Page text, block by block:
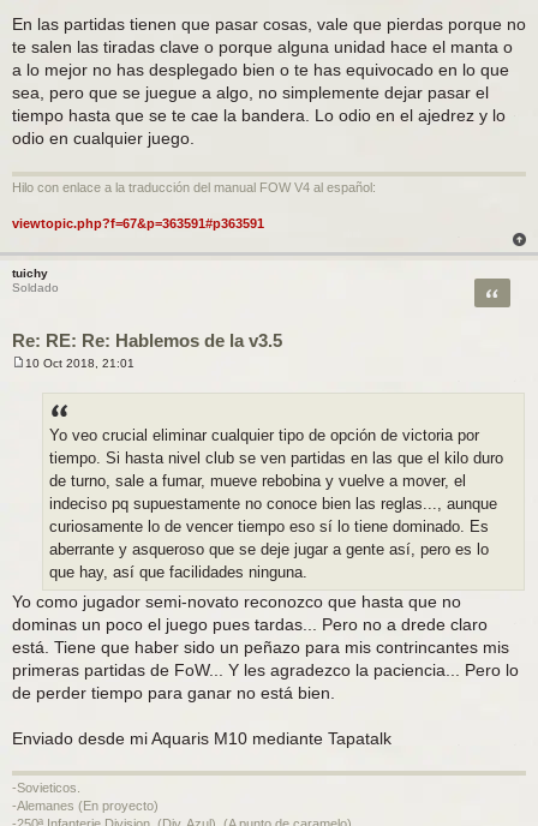
En las partidas tienen que pasar cosas, vale que pierdas porque no
te salen las tiradas clave o porque alguna unidad hace el manta o
a lo mejor no has desplegado bien o te has equivocado en lo que
sea, pero que se juegue a algo, no simplemente dejar pasar el
tiempo hasta que se te cae la bandera. Lo odio en el ajedrez y lo
odio en cualquier juego.
Hilo con enlace a la traducción del manual FOW V4 al español:
viewtopic.php?f=67&p=363591#p363591
tuichy
Soldado
Re: RE: Re: Hablemos de la v3.5
Citar
10 Oct 2018, 21:01
Yo veo crucial eliminar cualquier tipo de opción de victoria por
tiempo. Si hasta nivel club se ven partidas en las que el kilo duro
de turno, sale a fumar, mueve rebobina y vuelve a mover, el
indeciso pq supuestamente no conoce bien las reglas..., aunque
curiosamente lo de vencer tiempo eso sí lo tiene dominado. Es
aberrante y asqueroso que se deje jugar a gente así, pero es lo
que hay, así que facilidades ninguna.
Yo como jugador semi-novato reconozco que hasta que no
dominas un poco el juego pues tardas... Pero no a drede claro
está. Tiene que haber sido un peñazo para mis contrincantes mis
primeras partidas de FoW... Y les agradezco la paciencia... Pero lo
de perder tiempo para ganar no está bien.
Enviado desde mi Aquaris M10 mediante Tapatalk
-Sovieticos.
-Alemanes (En proyecto)